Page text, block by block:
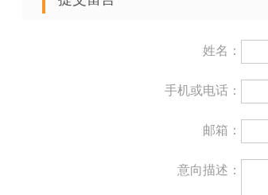
姓名：
手机或电话：
邮箱：
意向描述：